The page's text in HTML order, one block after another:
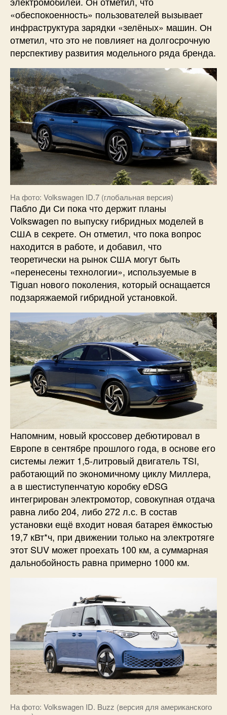
«обеспокоенность» пользователей вызывает
инфраструктура зарядки «зелёных» машин. Он
отметил, что это не повлияет на долгосрочную
перспективу развития модельного ряда бренда.
На фото: Volkswagen ID.7 (глобальная версия)
Пабло Ди Си пока что держит планы
Volkswagen по выпуску гибридных моделей в
США в секрете. Он отметил, что пока вопрос
находится в работе, и добавил, что
теоретически на рынок США могут быть
«перенесены технологии», используемые в
Tiguan нового поколения, который оснащается
подзаряжаемой гибридной установкой.
Напомним, новый кроссовер дебютировал в
Европе в сентябре прошлого года, в основе его
системы лежит 1,5-литровый двигатель TSI,
работающий по экономичному циклу Миллера,
а в шестиступенчатую коробку eDSG
интегрирован электромотор, совокупная отдача
равна либо 204, либо 272 л.с. В состав
установки ещё входит новая батарея ёмкостью
19,7 кВт*ч, при движении только на электротяге
этот SUV может проехать 100 км, а суммарная
дальнобойность равна примерно 1000 км.
На фото: Volkswagen ID. Buzz (версия для американского